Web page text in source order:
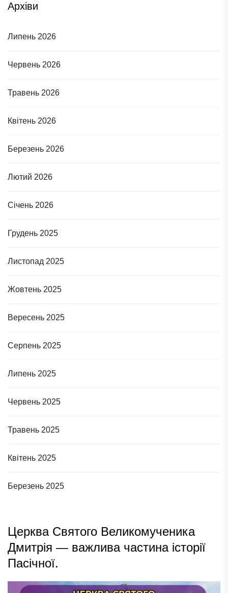
Архіви
Липень 2026
Червень 2026
Травень 2026
Квітень 2026
Березень 2026
Лютий 2026
Січень 2026
Грудень 2025
Листопад 2025
Жовтень 2025
Вересень 2025
Серпень 2025
Липень 2025
Червень 2025
Травень 2025
Квітень 2025
Березень 2025
Церква Святого Великомученика
Дмитрія — важлива частина історії
Пасічної.